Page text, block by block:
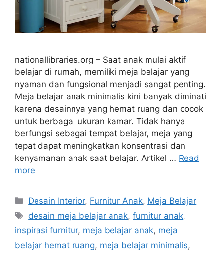
nationallibraries.org – Saat anak mulai aktif
belajar di rumah, memiliki meja belajar yang
nyaman dan fungsional menjadi sangat penting.
Meja belajar anak minimalis kini banyak diminati
karena desainnya yang hemat ruang dan cocok
untuk berbagai ukuran kamar. Tidak hanya
berfungsi sebagai tempat belajar, meja yang
tepat dapat meningkatkan konsentrasi dan
kenyamanan anak saat belajar. Artikel … Read
more
Categories
Desain Interior, Furnitur Anak, Meja Belajar
Tags
desain meja belajar anak,furnitur anak,
inspirasi furnitur, meja belajar anak, meja
belajar hemat ruang, meja belajar minimalis,